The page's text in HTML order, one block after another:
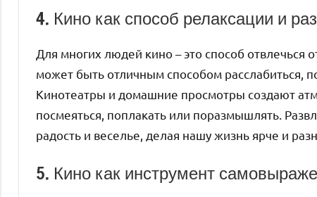
4. Кино как способ релаксации и
Для многих людей кино – это способ отвлечься
может быть отличным способом расслабиться,
Кинотеатры и домашние просмотры создают
посмеяться, поплакать или поразмышлять.
радость и веселье, делая нашу жизнь ярче и
5. Кино как инструмент